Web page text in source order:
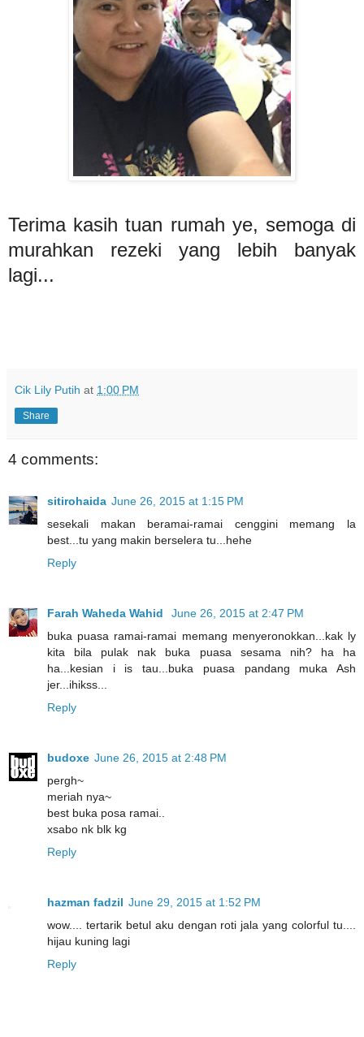
Terima kasih tuan rumah ye, semoga di
murahkan rezeki yang lebih banyak
lagi...
Cik Lily Putih at 1:00 PM
Share
4 comments:
sitirohaida June 26, 2015 at 1:15 PM
sesekali makan beramai-ramai cenggini memang la
best...tu yang makin berselera tu...hehe
Reply
Farah Waheda Wahid
June 26, 2015 at 2:47 PM
buka puasa ramai-ramai memang menyeronokkan...kak ly
kita bila pulak nak buka puasa sesama nih? ha ha
ha...kesian i is tau...buka puasa pandang muka Ash
jer...ihikss...
Reply
budoxe June 26, 2015 at 2:48 PM
pergh~
meriah nya~
best buka posa ramai..
xsabo nk blk kg
Reply
hazman fadzil June 29, 2015 at 1:52 PM
wow.... tertarik betul aku dengan roti jala yang colorful tu....
hijau kuning lagi
Reply